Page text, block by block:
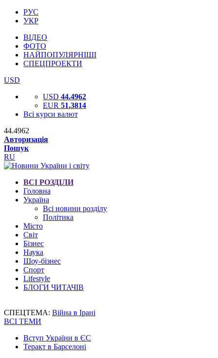
РУС
УКР
ВІДЕО
ФОТО
НАЙПОПУЛЯРНІШІ
СПЕЦПРОЕКТИ
USD
USD 44.4962
EUR 51.3814
Всі курси валют
44.4962
Авторизація
Пошук
RU
ВСІ РОЗДІЛИ
Головна
Україна
Всі новини розділу
Політика
Місто
Світ
Бізнес
Наука
Шоу-бізнес
Спорт
Lifestyle
БЛОГИ ЧИТАЧІВ
СПЕЦТЕМА: Війна в Ірані
ВСІ ТЕМИ
Вступ України в ЄС
Теракт в Барселоні